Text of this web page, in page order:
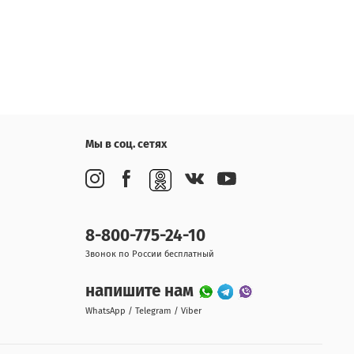
Мы в соц. сетях
8-800-775-24-10
Звонок по России бесплатный
напишите нам
WhatsApp / Telegram / Viber